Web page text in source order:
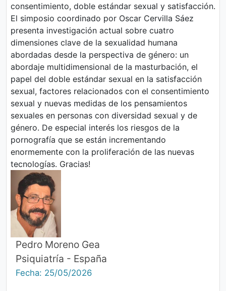
consentimiento, doble estándar sexual y satisfacción.
El simposio coordinado por Oscar Cervilla Sáez
presenta investigación actual sobre cuatro
dimensiones clave de la sexualidad humana
abordadas desde la perspectiva de género: un
abordaje multidimensional de la masturbación, el
papel del doble estándar sexual en la satisfacción
sexual, factores relacionados con el consentimiento
sexual y nuevas medidas de los pensamientos
sexuales en personas con diversidad sexual y de
género. De especial interés los riesgos de la
pornografía que se están incrementando
enormemente con la proliferación de las nuevas
tecnologías. Gracias!
Pedro Moreno Gea
Psiquiatría - España
Fecha: 25/05/2026